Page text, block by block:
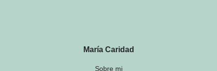
María Caridad
Sobre mi